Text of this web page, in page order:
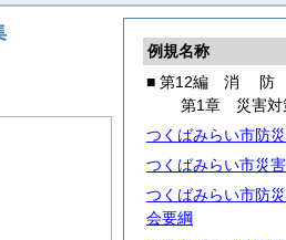
例規名称
■ 第12編 消 防
第1章 災害対
つくばみらい市防
つくばみらい市災
つくばみらい市防
会要綱